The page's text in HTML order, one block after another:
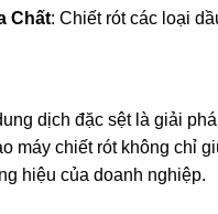
Chất: Chiết rót các loại
dịch đặc sệt là giải
máy chiết rót không chỉ
hiệu của doanh nghiệp.